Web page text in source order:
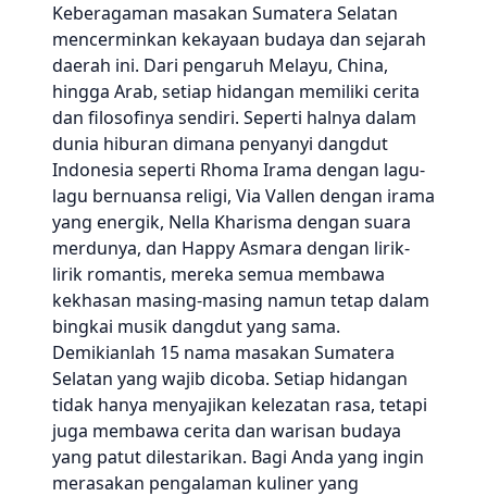
Keberagaman masakan Sumatera Selatan
mencerminkan kekayaan budaya dan sejarah
daerah ini. Dari pengaruh Melayu, China,
hingga Arab, setiap hidangan memiliki cerita
dan filosofinya sendiri. Seperti halnya dalam
dunia hiburan dimana penyanyi dangdut
Indonesia seperti Rhoma Irama dengan lagu-
lagu bernuansa religi, Via Vallen dengan irama
yang energik, Nella Kharisma dengan suara
merdunya, dan Happy Asmara dengan lirik-
lirik romantis, mereka semua membawa
kekhasan masing-masing namun tetap dalam
bingkai musik dangdut yang sama.
Demikianlah 15 nama masakan Sumatera
Selatan yang wajib dicoba. Setiap hidangan
tidak hanya menyajikan kelezatan rasa, tetapi
juga membawa cerita dan warisan budaya
yang patut dilestarikan. Bagi Anda yang ingin
merasakan pengalaman kuliner yang